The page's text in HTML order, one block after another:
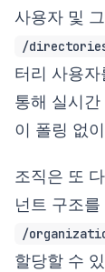
사용자 및
/
터리 사용
통해 실시
이 폴링 없
조직은 또
넌트 구조
/
할당할 수